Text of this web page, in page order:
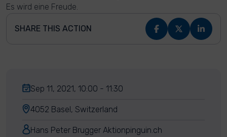
Es wird eine Freude.
SHARE THIS ACTION
Sep 11, 2021, 10:00 - 11:30
4052 Basel, Switzerland
Hans Peter Brugger Aktionpinguin.ch